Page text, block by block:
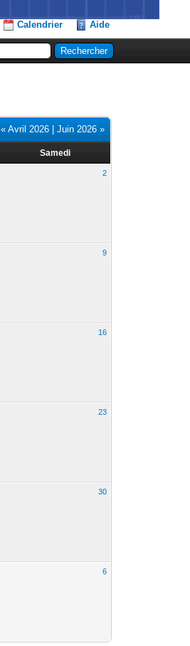
Calendrier Aide
« Avril 2026 |Juin 2026 »
Samedi
2
9
16
23
30
6